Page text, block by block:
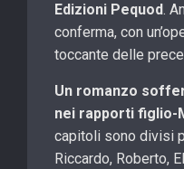
Edizioni Pequod.
conferma, con
toccante delle
Un romanzo
nei rapporti figlio-
capitoli sono divisi
Riccardo, Roberto,